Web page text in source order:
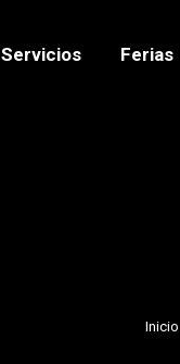
Servicios Ferias
Inicio